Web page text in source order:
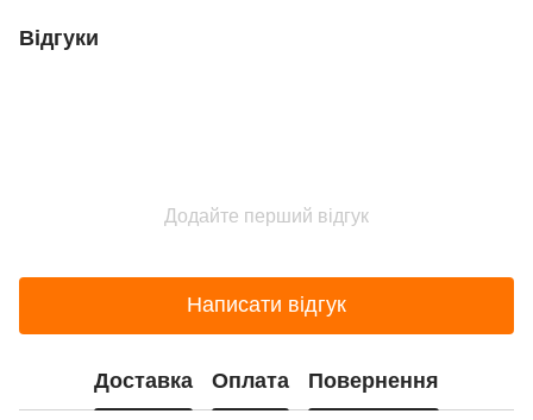
Відгуки
Додайте перший відгук
Написати відгук
Доставка Оплата Повернення